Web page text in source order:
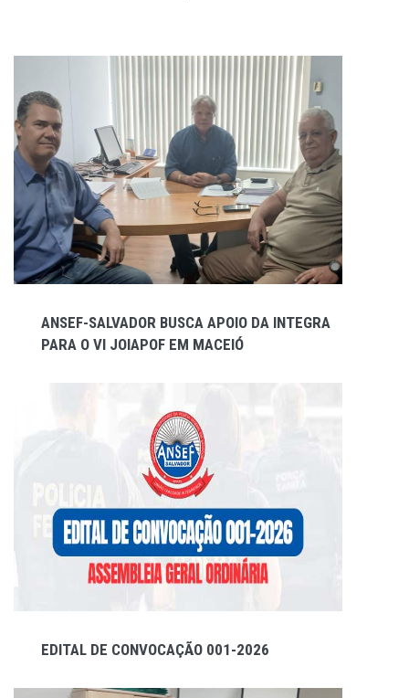
ANSEF-SALVADOR BUSCA APOIO DA INTEGRA
PARA O VI JOIAPOF EM MACEIÓ
EDITAL DE CONVOCAÇÃO 001-2026